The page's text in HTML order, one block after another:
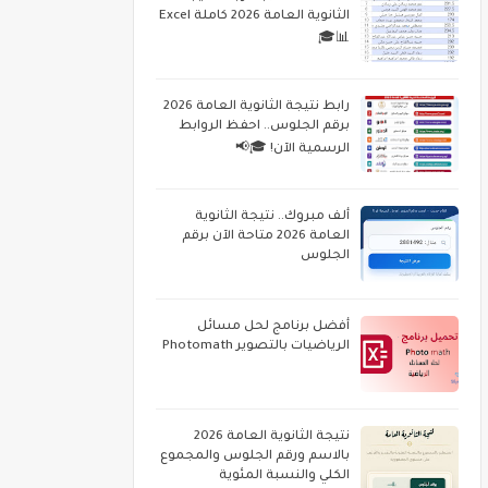
الثانوية العامة 2026 كاملة Excel
📊🎓
رابط نتيجة الثانوية العامة 2026
برقم الجلوس.. احفظ الروابط
الرسمية الآن! 🎓📢
ألف مبروك.. نتيجة الثانوية
العامة 2026 متاحة الآن برقم
الجلوس
أفضل برنامج لحل مسائل
الرياضيات بالتصوير Photomath
نتيجة الثانوية العامة 2026
بالاسم ورقم الجلوس والمجموع
الكلي والنسبة المئوية